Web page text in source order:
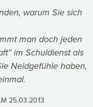
warum Sie sich
man doch jeden
im Schuldienst als
Neidgefühle haben,
25.03.2013